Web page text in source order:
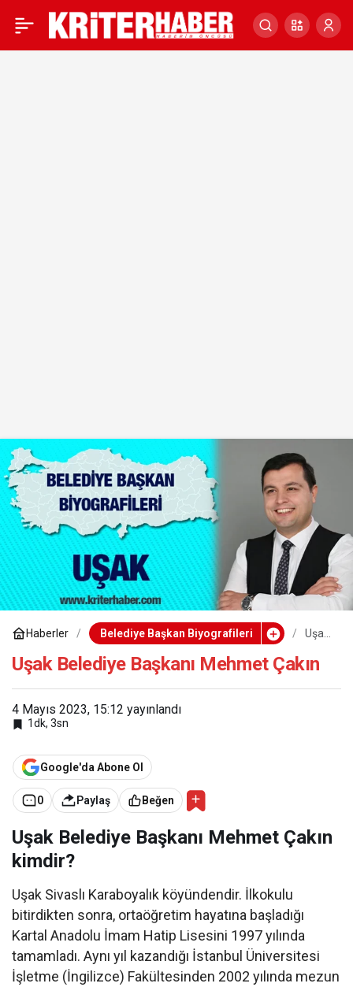
Haberler Belediye Başkan Biyografileri
Uşak
iye
Başk
Uşak Belediye Başkanı Mehmet Çakın
4 Mayıs 2023, 15:12 yayınlandı
1dk, 3sn
Google'da Abone Ol
0 Paylaş Beğen
Uşak Belediye Başkanı Mehmet Çakın
kimdir?
Uşak Sivaslı Karaboyalık köyündendir. İlkokulu
bitirdikten sonra, ortaöğretim hayatına başladığı
Kartal Anadolu İmam Hatip Lisesini 1997 yılında
tamamladı. Aynı yıl kazandığı İstanbul Üniversitesi
İşletme (İngilizce) Fakültesinden 2002 yılında mezun
Uşak Belediye Başkanı 0